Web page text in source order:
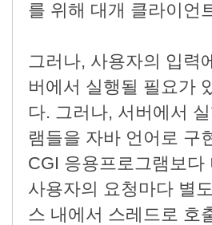
를 위해 대개 클라이언
그러나, 사용자의 입력
버에서 실행될 필요가
다. 그러나, 서버에서
램들을 자바 언어로 구
CGI 응용프로그램보
사용자의 요청마다 별
스 내에서 스레드로 호